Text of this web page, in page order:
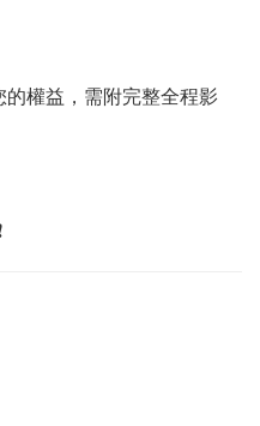
權益，需附完整全程影